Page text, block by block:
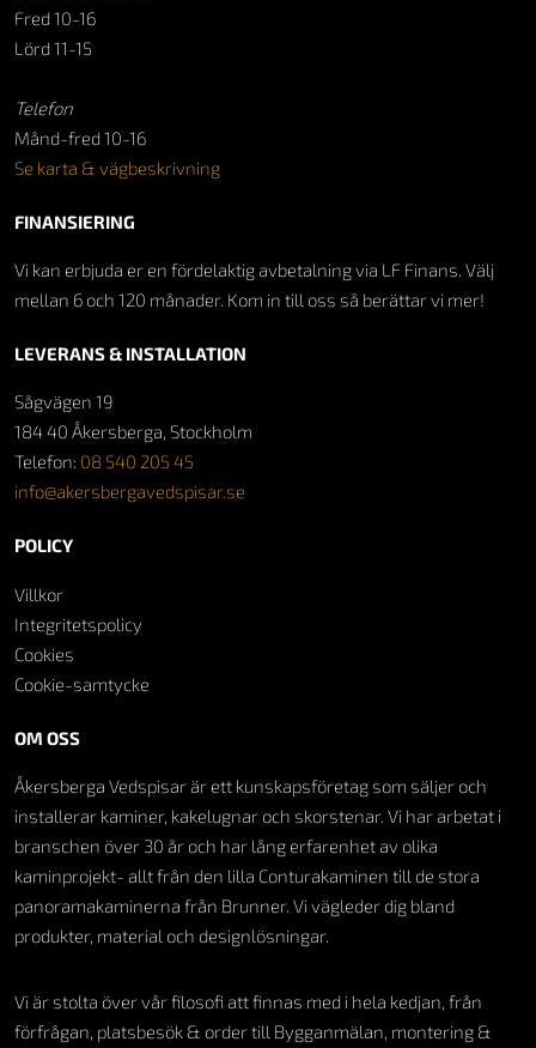
OM OSS
Åkersberga Vedspisar är ett kunskapsföretag som säljer och
installerar kaminer, kakelugnar och skorstenar. Vi har arbetat i
branschen över 30 år och har lång erfarenhet av olika
kaminprojekt- allt från den lilla Conturakaminen till de stora
panoramakaminerna från Brunner. Vi vägleder dig bland
produkter, material och designlösningar.
Vi är stolta över vår filosofi att finnas med i hela kedjan, från
förfrågan, platsbesök & order till Bygganmälan, montering &
Fred 10-16
Lörd 11-15
Telefon
Månd-fred 10-16
Se karta & vägbeskrivning
FINANSIERING
Vi kan erbjuda er en fördelaktig avbetalning via LF Finans. Välj
mellan 6 och 120 månader. Kom in till oss så berättar vi mer!
LEVERANS & INSTALLATION
Sågvägen 19
184 40 Åkersberga, Stockholm
Telefon: 08 540 205 45
info@akersbergavedspisar.se
POLICY
Villkor
Integritetspolicy
Cookies
Cookie-samtycke